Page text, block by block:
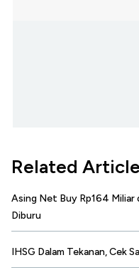
Related
Asing Net Buy Rp164 Miliar
Diburu
IHSG Dalam Tekanan, Cek